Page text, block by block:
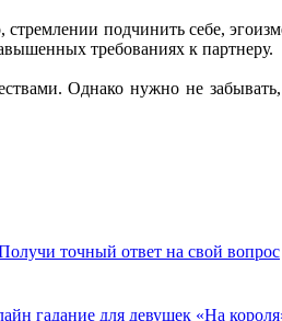
подчинить себе,
требованиях к партнеру.
Однако нужно не
точный ответ на свой вопрос
гадание для девушек «На